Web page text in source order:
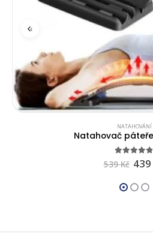
NATAHOVÁNÍ
Natahovač
4.75 out
539Kč 439
‹